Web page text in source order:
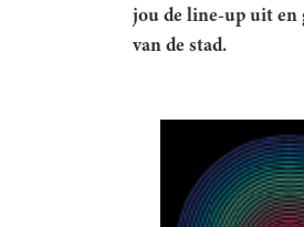
jou de line-up uit en
van de stad.